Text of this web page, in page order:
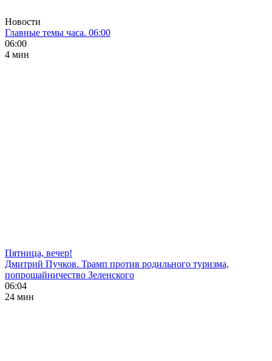
Новости
Главные темы часа. 06:00
06:00
4 мин
Пятница, вечер!
Дмитрий Пучков. Трамп против родильного туризма,
попрошайничество Зеленского
06:04
24 мин